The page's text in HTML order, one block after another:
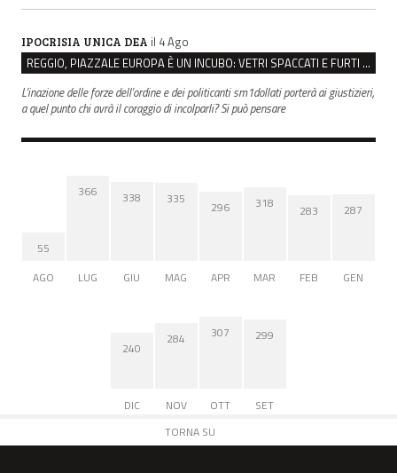
IPOCRISIA UNICA DEA il 4 Ago
REGGIO, PIAZZALE EUROPA È UN INCUBO: VETRI SPACCATI E FURTI SULLE AUTO IN SOSTA
L'inazione delle forze dell'ordine e dei politicanti sm1dollati porterà ai giustizieri,
a quel punto chi avrà il coraggio di incolparli? Si può pensare
55
AGO
366
LUG
338
GIU
335
MAG
296
APR
318
MAR
283
FEB
287
GEN
240
DIC
284
NOV
307
OTT
299
SET
TORNA SU